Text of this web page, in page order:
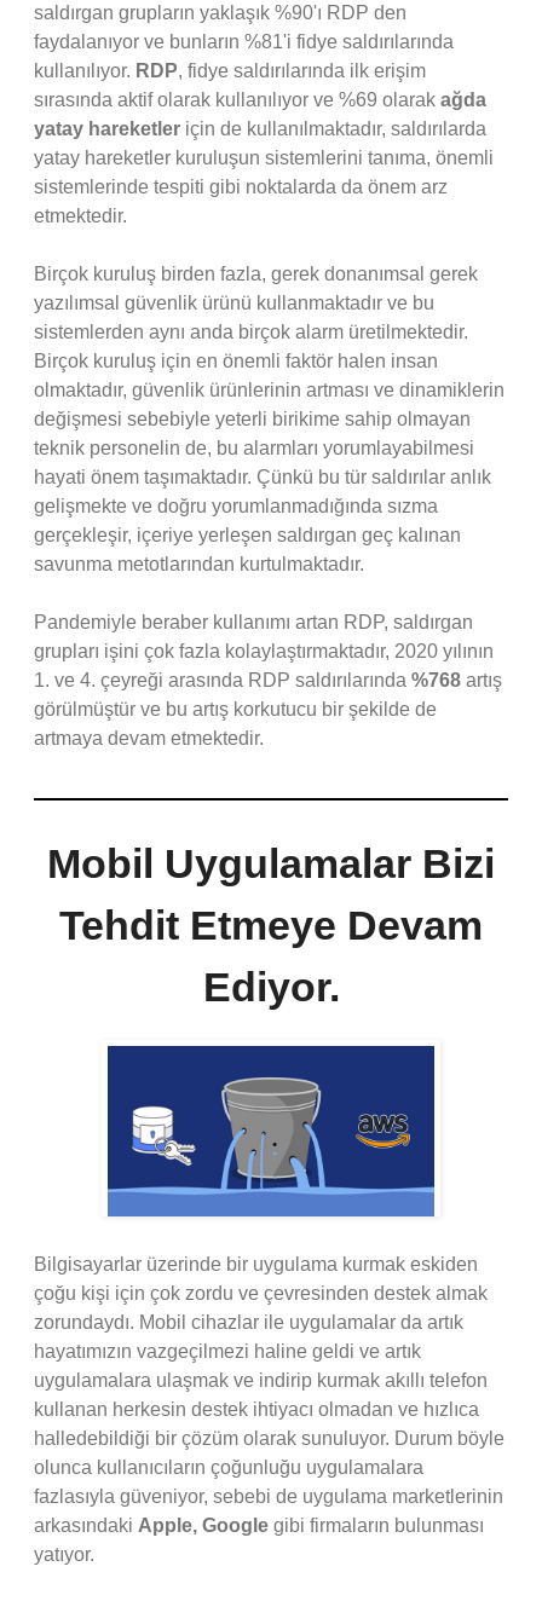
saldırgan grupların yaklaşık %90'ı RDP den
faydalanıyor ve bunların %81'i fidye saldırılarında
kullanılıyor. RDP, fidye saldırılarında ilk erişim
sırasında aktif olarak kullanılıyor ve %69 olarak ağda
yatay hareketler için de kullanılmaktadır, saldırılarda
yatay hareketler kuruluşun sistemlerini tanıma, önemli
sistemlerinde tespiti gibi noktalarda da önem arz
etmektedir.
Birçok kuruluş birden fazla, gerek donanımsal gerek
yazılımsal güvenlik ürünü kullanmaktadır ve bu
sistemlerden aynı anda birçok alarm üretilmektedir.
Birçok kuruluş için en önemli faktör halen insan
olmaktadır, güvenlik ürünlerinin artması ve dinamiklerin
değişmesi sebebiyle yeterli birikime sahip olmayan
teknik personelin de, bu alarmları yorumlayabilmesi
hayati önem taşımaktadır. Çünkü bu tür saldırılar anlık
gelişmekte ve doğru yorumlanmadığında sızma
gerçekleşir, içeriye yerleşen saldırgan geç kalınan
savunma metotlarından kurtulmaktadır.
Pandemiyle beraber kullanımı artan RDP, saldırgan
grupları işini çok fazla kolaylaştırmaktadır, 2020 yılının
1. ve 4. çeyreği arasında RDP saldırılarında %768 artış
görülmüştür ve bu artış korkutucu bir şekilde de
artmaya devam etmektedir.
Mobil Uygulamalar Bizi
Tehdit Etmeye Devam
Ediyor.
Bilgisayarlar üzerinde bir uygulama kurmak eskiden
çoğu kişi için çok zordu ve çevresinden destek almak
zorundaydı. Mobil cihazlar ile uygulamalar da artık
hayatımızın vazgeçilmezi haline geldi ve artık
uygulamalara ulaşmak ve indirip kurmak akıllı telefon
kullanan herkesin destek ihtiyacı olmadan ve hızlıca
halledebildiği bir çözüm olarak sunuluyor. Durum böyle
olunca kullanıcıların çoğunluğu uygulamalara
fazlasıyla güveniyor, sebebi de uygulama marketlerinin
arkasındaki Apple, Google gibi firmaların bulunması
yatıyor.